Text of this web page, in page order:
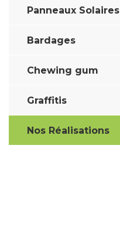
Panneaux Solaires
Bardages
Chewing gum
Graffitis
Nos Réalisations